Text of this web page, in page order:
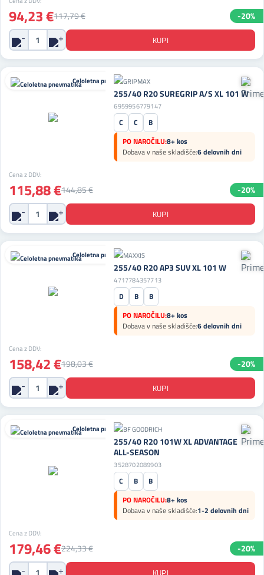
94,23 €117,79 € -20%
Celoletna pnevmatika
255/40 R20 SUREGRIP A/S XL 101 W
6959956779147
C C
B
PO NAROČILU:8+ kos
Dobava v naše skladišče:6 delovnih dni
Cena z DDV:
115,88 €144,85 € -20%
Celoletna pnevmatika
255/40 R20 AP3 SUV XL 101 W
4717784357713
D B
B
PO NAROČILU:8+ kos
Dobava v naše skladišče:6 delovnih dni
Cena z DDV:
158,42 €198,03 € -20%
Celoletna pnevmatika
255/40 R20 101W XL ADVANTAGE
ALL-SEASON
3528702089903
C B
B
PO NAROČILU:8+ kos
Dobava v naše skladišče:1-2 delovnih dni
Cena z DDV:
179,46 €224,33 € -20%